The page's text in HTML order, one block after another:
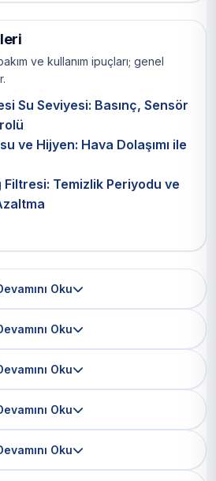
ve kullanım ipuçları; genel
Su Seviyesi: Basınç, Sensör
ve Hijyen: Hava Dolaşımı ile
Filtresi: Temizlik Periyodu ve
Oku
Oku
Oku
Oku
Oku